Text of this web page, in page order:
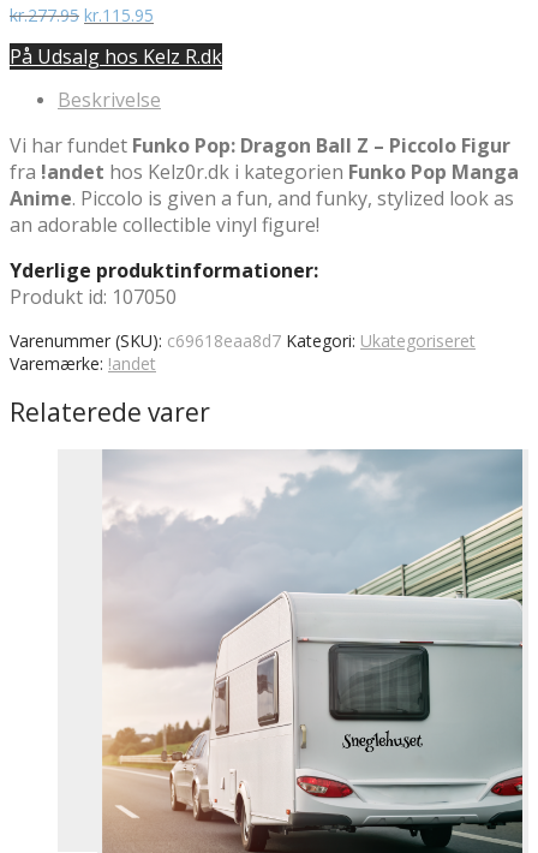
kr.277.95 Den
pris
kr.277.95.
kr.115.95
pris
kr.115.95.
På Udsalg hos Kelz R.dk
Beskrivelse
Vi har fundet Funko Pop: Dragon Ball Z – Piccolo Figur
fra !andet hos Kelz0r.dk i kategorien Funko Pop Manga
Anime. Piccolo is given a fun, and funky, stylized look as
an adorable collectible vinyl figure!
Yderlige produktinformationer:
Produkt id: 107050
Varenummer (SKU): c69618eaa8d7 Kategori: Ukategoriseret
Varemærke: !andet
Relaterede varer